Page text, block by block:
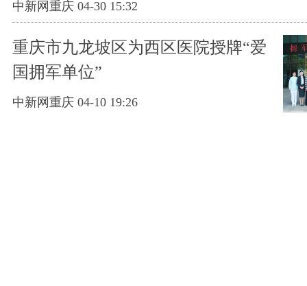
中新网重庆 04-30 15:32
重庆市九龙坡区为西区医院授牌“爱
国拥军单位”
中新网重庆 04-10 19:26